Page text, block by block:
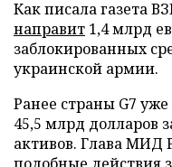
Как писала газета
направит 1,4 млрд
заблокированных
украинской армии.
Ранее страны G7 уже
45,5 млрд долларов
активов. Глава МИД